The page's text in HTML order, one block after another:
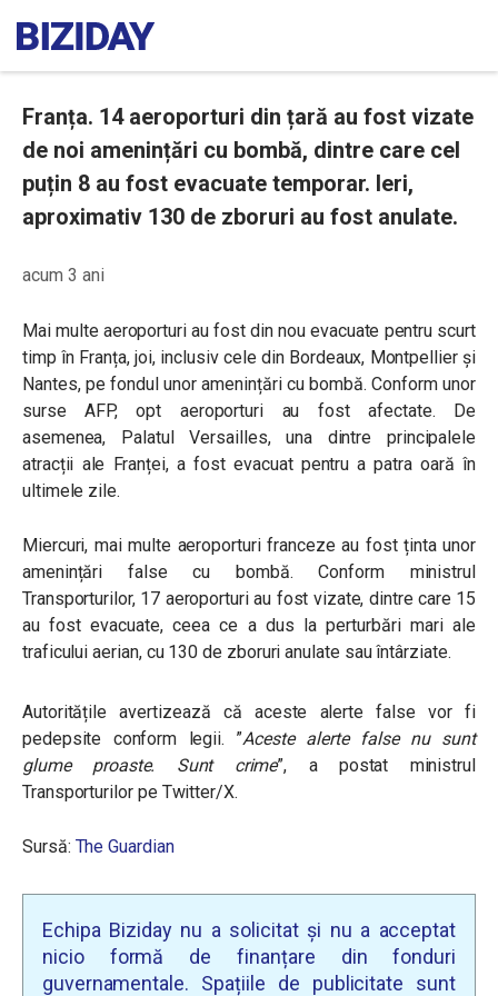
Franța. 14 aeroporturi din țară au fost vizate
de noi amenințări cu bombă, dintre care cel
puțin 8 au fost evacuate temporar. Ieri,
aproximativ 130 de zboruri au fost anulate.
acum 3 ani
Mai multe aeroporturi au fost din nou evacuate pentru scurt
timp în Franța, joi, inclusiv cele din Bordeaux, Montpellier și
Nantes, pe fondul unor amenințări cu bombă. Conform unor
surse AFP, opt aeroporturi au fost afectate. De
asemenea, Palatul Versailles, una dintre principalele
atracții ale Franței, a fost evacuat pentru a patra oară în
ultimele zile.
Miercuri, mai multe aeroporturi franceze au fost ținta unor
amenințări false cu bombă. Conform ministrul
Transporturilor, 17 aeroporturi au fost vizate, dintre care 15
au fost evacuate, ceea ce a dus la perturbări mari ale
traficului aerian, cu 130 de zboruri anulate sau întârziate.
Autoritățile avertizează că aceste alerte false vor fi
pedepsite conform legii. ”Aceste alerte false nu sunt
glume proaste.
Sunt crime”, a postat ministrul
Transporturilor pe Twitter/X.
Sursă: The Guardian
Echipa Biziday nu a solicitat și nu a acceptat
nicio formă de finanțare din fonduri
guvernamentale. Spațiile de publicitate sunt